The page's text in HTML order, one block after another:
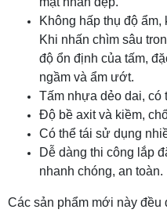
Không hấp thụ độ
Khi nhấn chìm sâu
độ ổn định của tấm,
ngầm và ẩm ướt.
Tấm nhựa dẻo dai, có
Độ bề axit và kiềm,
Có thể tái sử dụng
Dễ dàng thi công lắp
nhanh chóng, an toàn.
Các sản phẩm mới này